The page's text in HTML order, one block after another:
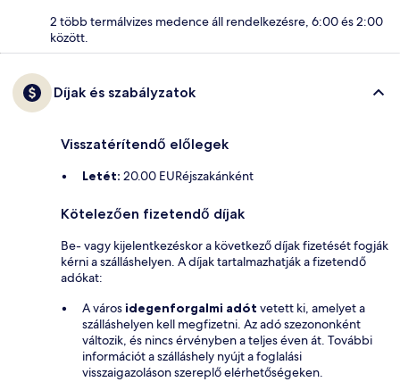
2 több termálvizes medence áll rendelkezésre, 6:00 és 2:00
között.
Díjak és szabályzatok
Visszatérítendő előlegek
Letét: 20.00 EURéjszakánként
Kötelezően fizetendő díjak
Be- vagy kijelentkezéskor a következő díjak fizetését fogják
kérni a szálláshelyen. A díjak tartalmazhatják a fizetendő
adókat:
A városidegenforgalmi adót vetett ki, amelyet a
szálláshelyen kell megfizetni. Az adó szezononként
változik, és nincs érvényben a teljes éven át. További
információt a szálláshely nyújt a foglalási
visszaigazoláson szereplő elérhetőségeken.